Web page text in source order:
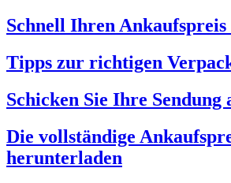
Schnell Ihren Ankaufspreis
Tipps zur richtigen
Schicken Sie Ihre Sendung
Die vollständige
herunterladen